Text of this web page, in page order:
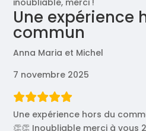
Une expérience
commun
Anna Maria et Michel
7 novembre 2025
Une expérience hors du
👏👏 Inoubliable merci à vous